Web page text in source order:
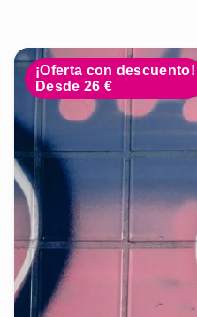
¡Oferta con descuento!
Desde 26 €